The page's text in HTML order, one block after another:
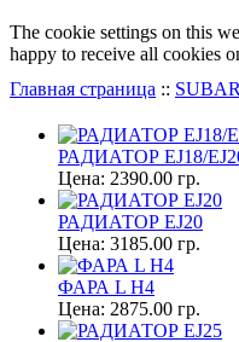
The cookie settings on this
happy to receive all cookies
Главная страница ::
РАДИАТОР EJ18/
Цена: 2390.00 гр.
РАДИАТОР EJ20
Цена: 3185.00 гр.
ФАРА L Н4
Цена: 2875.00 гр.